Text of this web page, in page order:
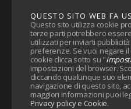
QUESTO SITO WEB FA
Questo sito utilizza cookie
terze parti potrebbero
utilizzati per inviarti
preferenze. Se vuoi negare
cookie clicca sotto su "
impostazioni del browser.
cliccando qualunque suo
navigazione di questo sito,
maggiori informazioni puoi
Privacy policy e Cookie.